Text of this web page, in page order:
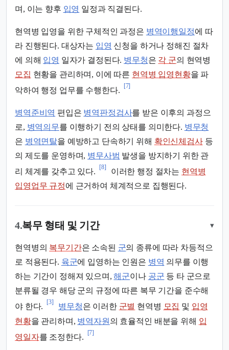
며, 이는 향후 입영 일정과 직결된다.
현역병 입영을 위한 구체적인 과정은 병역이행일정에 따
라 진행된다. 대상자는 입영 신청을 하거나 정해진 절차
에 의해 입영 일자가 결정된다. 병무청은 각 군의 현역병
모집 현황을 관리하며, 이에 따른 현역병 입영현황을 파
악하여 행정 업무를 수행한다.
[7]
병역준비역 편입은 병역판정검사를 받은 이후의 과정으
로, 병역의무를 이행하기 전의 상태를 의미한다. 병무청
은 병역면탈을 예방하고 단속하기 위해 확인신체검사등
의 제도를 운영하며, 병무사범 발생을 방지하기 위한 관
리 체계를 갖추고 있다.
[8]
이러한 행정 절차는 현역병
입영업무 규정에 근거하여 체계적으로 집행된다.
4.복무 형태 및 기간 ▾
현역병의 복무기간은 소속된 군의 종류에 따라 차등적으
로 적용된다. 육군에 입영하는 인원은 병역 의무를 이행
하는 기간이 정해져 있으며,해군이나 공군 등 타 군으로
분류될 경우 해당 군의 규정에 따른 복무 기간을 준수해
야 한다.
[3]
병무청은 이러한 군별 현역병 모집 및 입영
현황을 관리하며, 병역자원 의 효율적인 배분을 위해 입
영일자를 조정한다.
[7]